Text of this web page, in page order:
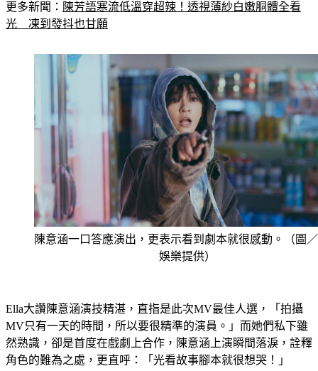
更多新聞： 陳芳語寒流低溫穿超辣！透視薄紗白嫩胴體全看
光　凍到發抖也甘願
陳意涵一口答應演出，更表示看到劇本就很感動。（圖
娛樂提供）
Ella大讚陳意涵演技精湛，直指是此次MV最佳人選，「拍攝
MV只有一天的時間，所以要很精準的演員。」而她們私下雖
然熟識，卻是首度在戲劇上合作，陳意涵上演瞬間落淚，詮釋
角色的難為之處，更直呼：「光看故事腳本就很想哭！」